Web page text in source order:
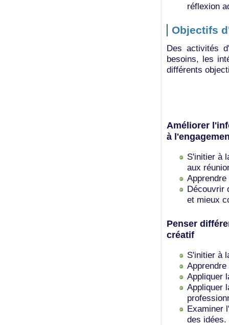
réflexion
Objectifs
Des activités
besoins, les
différents
Améliorer
à
S'initier à
aux
Découvrir
et mieux
Penser
créatif
S'initier à
Appliquer
Appliquer
Examiner
des idées.